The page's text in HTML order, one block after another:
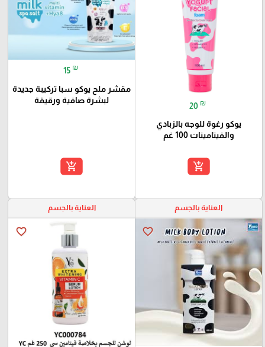
20 ₪
يوكو رغوة للوجه بالزبادي
والفيتامينات 100 غم
add_shopping_cart
15 ₪
مقشر ملح يوكو سبا تركيبة جديدة
لبشرة صافية ورقيقة
add_shopping_cart
العناية بالجسم
favorite_border
العناية بالجسم
favorite_border